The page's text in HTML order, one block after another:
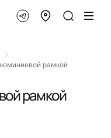
рамкой
рамкой